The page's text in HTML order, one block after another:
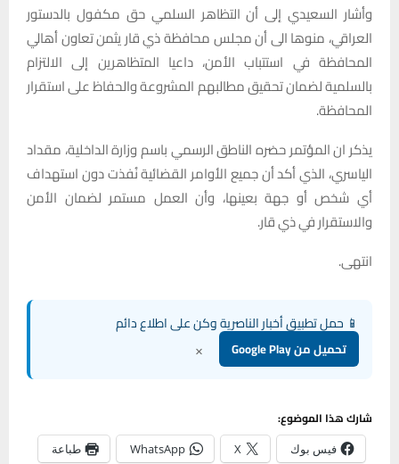
وأشار السعيدي إلى أن التظاهر السلمي حق مكفول بالدستور
العراقي، منوها الى أن مجلس محافظة ذي قار يثمن تعاون أهالي
المحافظة في استتباب الأمن، داعيا المتظاهرين إلى الالتزام
بالسلمية لضمان تحقيق مطالبهم المشروعة والحفاظ على استقرار
المحافظة.
يذكر ان المؤتمر حضره الناطق الرسمي باسم وزارة الداخلية، مقداد
الياسري، الذي أكد أن جميع الأوامر القضائية نُفذت دون استهداف
أي شخص أو جهة بعينها، وأن العمل مستمر لضمان الأمن
والاستقرار في ذي قار.
انتهى.
📱 حمل تطبيق أخبار الناصرية وكن على اطلاع دائم
تحميل من Google Play ×
شارك هذا الموضوع:
فيس بوك X
WhatsApp طباعة